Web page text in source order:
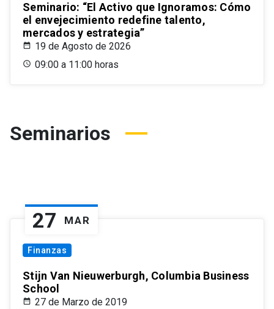
Seminario: “El Activo que Ignoramos: Cómo
el envejecimiento redefine talento,
mercados y estrategia”
19 de Agosto de 2026
09:00 a 11:00 horas
Seminarios
27 MAR
Finanzas
Stijn Van Nieuwerburgh, Columbia Business
School
27 de Marzo de 2019